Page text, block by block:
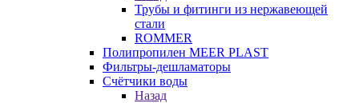
Трубы и фитинги из нержавеющей
стали
ROMMER
Полипропилен MEER PLAST
Фильтры-дешламаторы
Счётчики воды
Назад